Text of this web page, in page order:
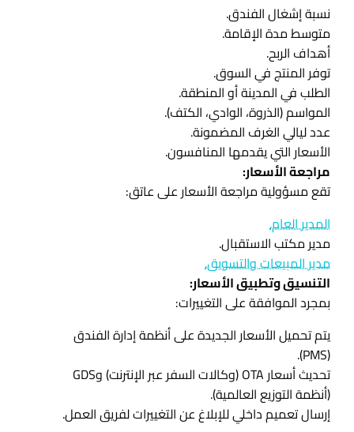
نسبة إشغال الفندق.
متوسط ​​مدة الإقامة.
أهداف الربح.
توفر المنتج في السوق.
الطلب في المدينة أو المنطقة.
المواسم (الذروة، الوادي، الكتف).
عدد ليالي الغرف المضمونة.
الأسعار التي يقدمها المنافسون.
مراجعة الأسعار:
تقع مسؤولية مراجعة الأسعار على عاتق:
المدير العام.
مدير مكتب الاستقبال.
مدير المبيعات والتسويق.
التنسيق وتطبيق الأسعار:
بمجرد الموافقة على التغييرات:
يتم تحميل الأسعار الجديدة على أنظمة إدارة الفندق
(PMS).
تحديث أسعار OTA (وكالات السفر عبر الإنترنت) وGDS
(أنظمة التوزيع العالمية).
إرسال تعميم داخلي للإبلاغ عن التغييرات لفريق العمل.